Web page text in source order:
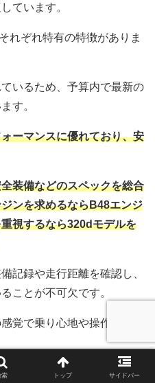
ています。
れぞれ特有の特徴がありま
いるため、予算内で最新の
す。
ーマンスに優れており、安
装備などのスペックを総合
ンを求めるならB48エンジ
視するなら320dモデルを
記録や走行距離を確認し、
ことが不可欠です。
覚で乗り心地や操作性を確
記録の確認も怠らないよう
索 トップ サイドバー